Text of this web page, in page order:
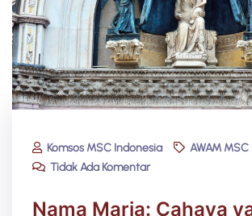
Komsos MSC Indonesia
AWAM MSC
Tidak Ada Komentar
Nama Maria: Cahaya